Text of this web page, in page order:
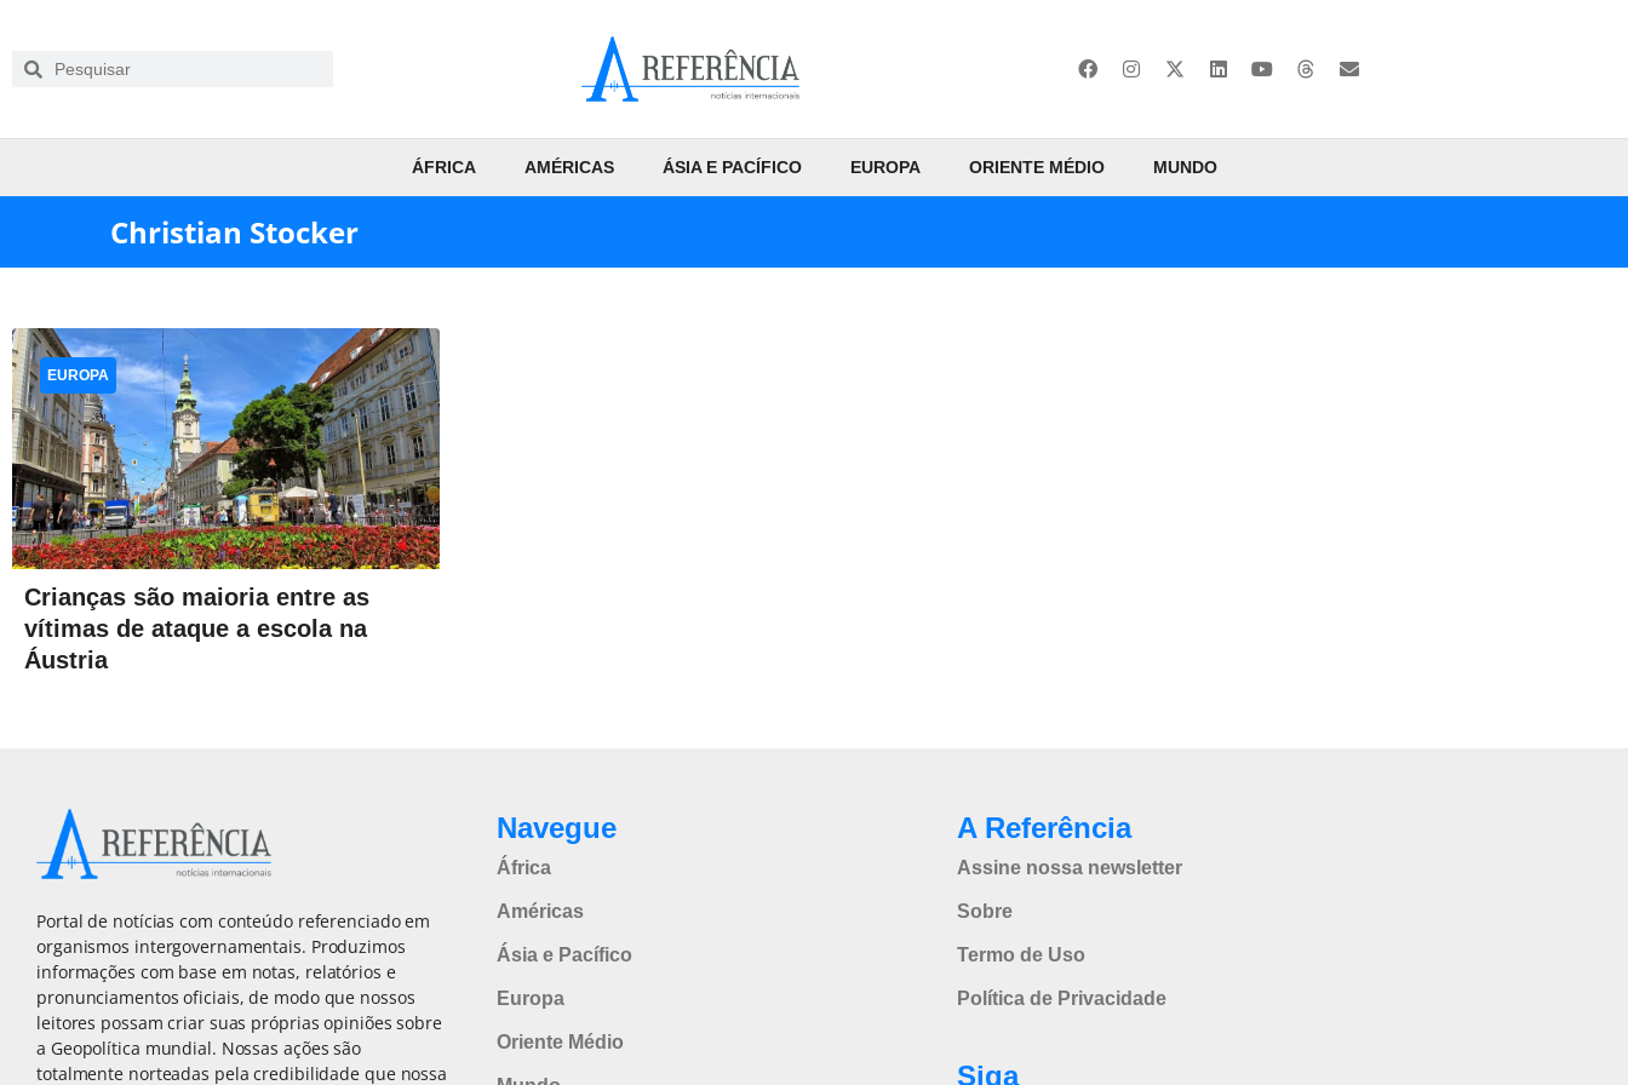
ÁFRICA AMÉRICAS ÁSIA E PACÍFICO EUROPA ORIENTE MÉDIO MUNDO
Christian Stocker
Crianças são maioria entre as
vítimas de ataque a escola na
Áustria
EUROPA
Portal de notícias com conteúdo referenciado em
organismos intergovernamentais. Produzimos
informações com base em notas, relatórios e
pronunciamentos oficiais, de modo que nossos
leitores possam criar suas próprias opiniões sobre
a Geopolítica mundial. Nossas ações são
totalmente norteadas pela credibilidade que nossa
Navegue
África
Américas
Ásia e Pacífico
Europa
Oriente Médio
A Referência
Assine nossa newsletter
Sobre
Termo de Uso
Política de Privacidade
Siga